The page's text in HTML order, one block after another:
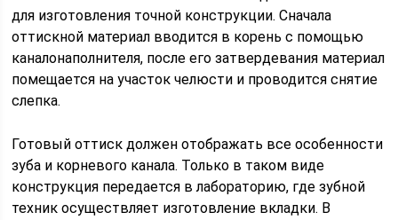
для изготовления точной конструкции. Сначала
оттискной материал вводится в корень с помощью
каналонаполнителя, после его затвердевания материал
помещается на участок челюсти и проводится снятие
слепка.
Готовый оттиск должен отображать все особенности
зуба и корневого канала. Только в таком виде
конструкция передается в лабораторию, где зубной
техник осуществляет изготовление вкладки. В